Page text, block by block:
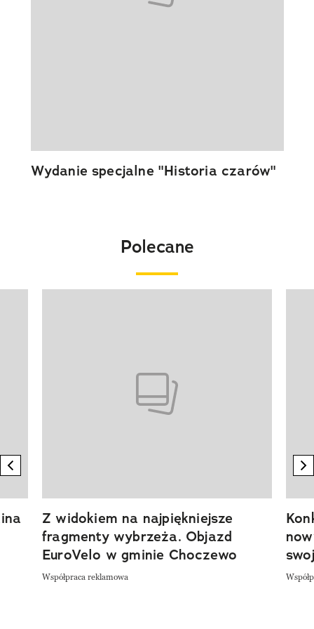
Wydanie specjalne "Historia czarów"
Polecane
previous element
Z widokiem na najpiękniejsze
fragmenty wybrzeża. Objazd
EuroVelo w gminie Choczewo
Współpraca reklamowa